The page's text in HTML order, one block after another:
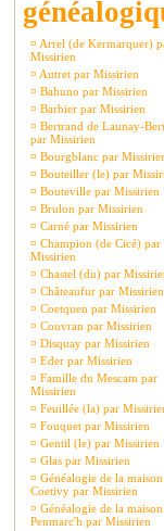
¤ Arrel (de Kermarquer)
Missirien
¤ Autret par Missirien
¤ Bahuno par Missirien
¤ Barbier par Missirien
¤ Bertrand de Launay-
par Missirien
¤ Bourgblanc par
¤ Bouteiller (le) par
¤ Bouteville par Missirien
¤ Brulon par Missirien
¤ Carné par Missirien
¤ Champion (de Cicé) par
Missirien
¤ Chastel (du) par
¤ Châteaufur par Missirien
¤ Coetquen par Missirien
¤ Couvran par Missirien
¤ Disquay par Missirien
¤ Eder par Missirien
¤ Famille du Mescam par
Missirien
¤ Feuillée (la) par
¤ Fouquet par Missirien
¤ Gentil (le) par Missirien
¤ Glas par Missirien
¤ Généalogie de la
Coetivy par Missirien
¤ Généalogie de la
Penmarc'h par Missirien